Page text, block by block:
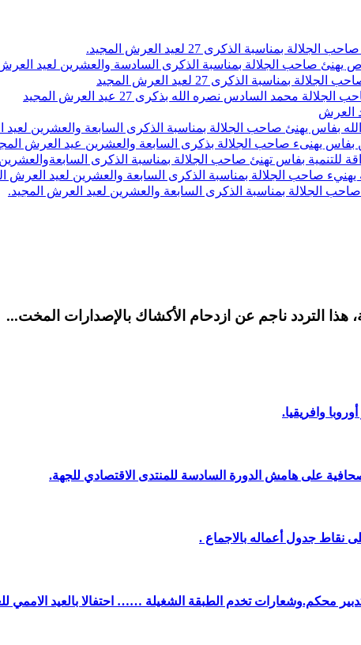
الذكرى 27 لعيد العرش المجيد.
بلاص يهنئ صاحب الجلالة بمناسبة الذكرى السادسة والعشرين لعيد
الذكرى 27 لعيد العرش المجيد
محمد السادس نصره الله بذكرى 27 عيد العرش المجيد
العرش
بفاس يهنئ صاحب الجلالة بمناسبة الذكرى السابعة والعشرين لعيد
بفاس يهنىء صاحب الجلالة بذكرى السابعة والعشرين عيد العرش
للتنمية بفاس تهنئ صاحب الجلالة بمناسبة الذكرى
صاحب الجلالة بمناسبة الذكرى السابعة والعشرين لعيد العرش
الجلالة بمناسبة الذكرى السابعة والعشرين لعيد العرش المجيد.
هذا التردد ناجم عن ازدحام الأكشاك بالإصدارات المخت...
وافريقيا.
على هامش الدورة السادسة للمنتدى الاقتصادي للجهة.
نقاط جدول أعماله بالاجماع .
محكم.وشعارات تخدم الطبقة الشغيلة …… احتفالا بالعيد الاممي